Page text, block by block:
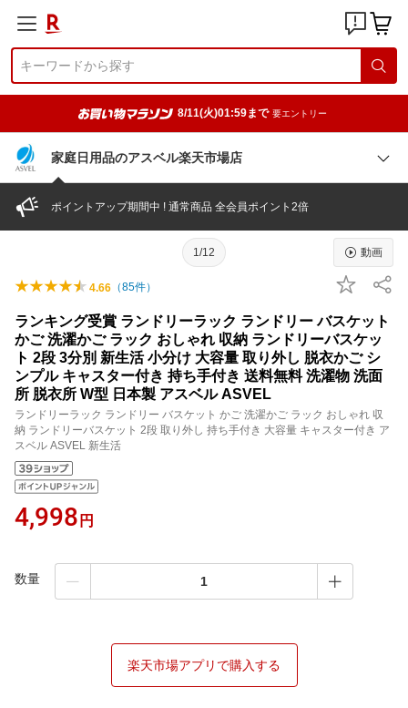
8/11(火)01:59まで 要エントリー
家庭日用品のアスベル楽天市場店
ポイントアップ期間中 ! 通常商品 全会員ポイント2倍
1/12 動画
4.66 （85件）
ランキング受賞 ランドリーラック ランドリー バスケット
かご 洗濯かご ラック おしゃれ 収納 ランドリーバスケッ
ト 2段 3分別 新生活 小分け 大容量 取り外し 脱衣かご シ
ンプル キャスター付き 持ち手付き 送料無料 洗濯物 洗面
所 脱衣所 W型 日本製 アスベル ASVEL
ランドリーラック ランドリー バスケット かご 洗濯かご ラック おしゃれ 収
納 ランドリーバスケット 2段 取り外し 持ち手付き 大容量 キャスター付き ア
スベル ASVEL 新生活
4,998 円
数量
楽天市場アプリで購入する